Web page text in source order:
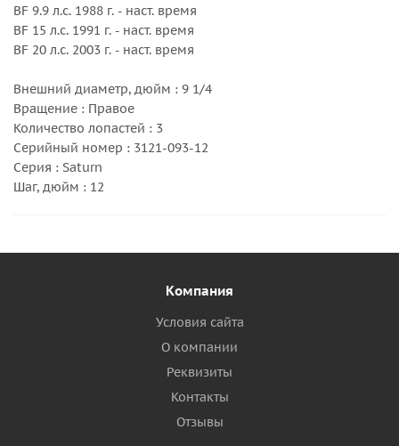
BF 9.9 л.с. 1988 г. - наст. время
BF 15 л.с. 1991 г. - наст. время
BF 20 л.с. 2003 г. - наст. время
Внешний диаметр, дюйм : 9 1/4
Вращение : Правое
Количество лопастей : 3
Серийный номер : 3121-093-12
Серия : Saturn
Шаг, дюйм : 12
Компания
Условия сайта
О компании
Реквизиты
Контакты
Отзывы